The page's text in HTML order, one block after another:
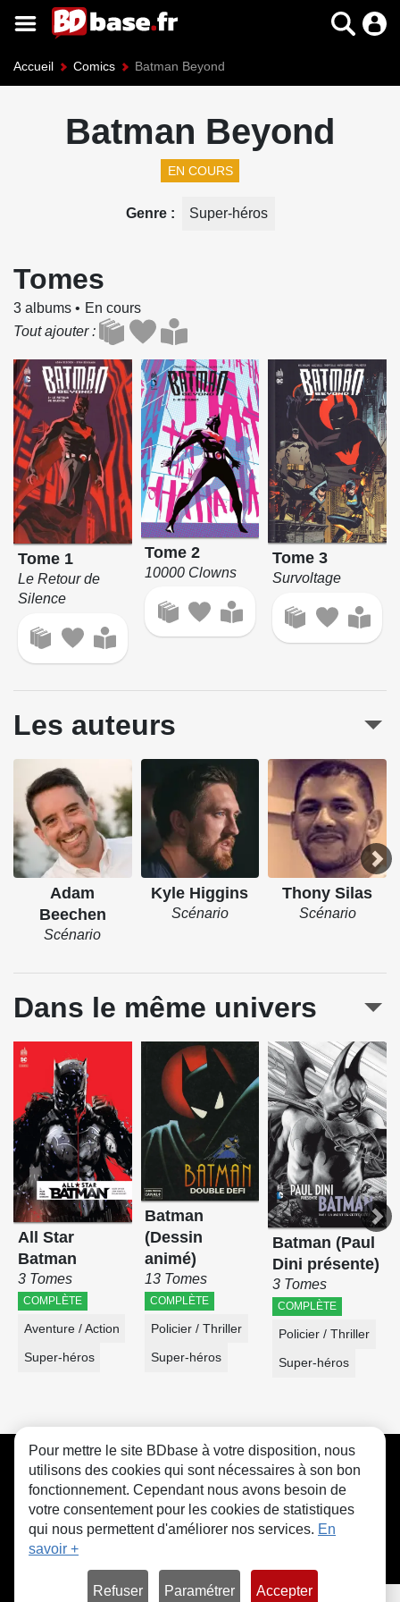
Accueil Comics Batman Beyond
Batman Beyond
EN COURS
Genre Super-héros
Tomes
3 albums
En cours
Tout ajouter
Tome 1
Le Retour de
Silence
Tome 2
10000 Clowns
Tome 3
Survoltage
Les auteurs
Adam
Beechen
Scénario
Kyle Higgins
Scénario
Thony Silas
Scénario
Dans le même univers
All Star
Batman
3 Tomes
COMPLÈTE
Aventure / Action
Super-héros
Batman
(Dessin
animé)
13 Tomes
COMPLÈTE
Policier / Thriller
Super-héros
Batman (Paul
Dini présente)
3 Tomes
COMPLÈTE
Policier / Thriller
Super-héros
CGU FAQ Contact Cookies
Pour mettre le site BDbase à votre disposition, nous
utilisons des cookies qui sont nécessaires à son bon
fonctionnement. Cependant nous avons besoin de
votre consentement pour les cookies de statistiques
qui nous permettent d'améliorer nos services. En
savoir +
Refuser Paramétrer Accepter